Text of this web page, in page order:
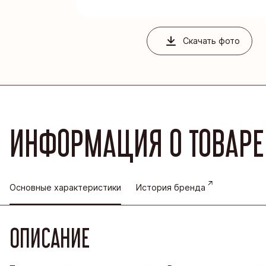
Йошкар-
Скачать фото
ИНФОРМАЦИЯ О ТОВАРЕ
Основные характеристики История бренда
ОПИСАНИЕ